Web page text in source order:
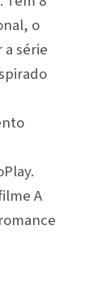
o
a série
A